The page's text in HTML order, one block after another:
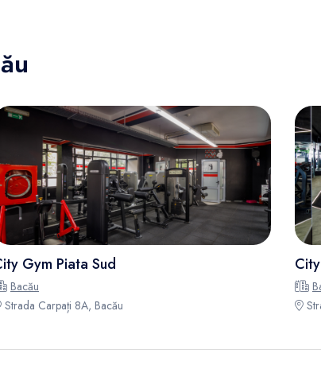
Gym Piata Sud
Bacău
Strada Carpați 8A, Bacău